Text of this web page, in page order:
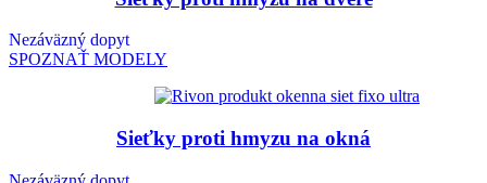
Nezáväzný dopyt
SPOZNAŤ MODELY
Sieťky proti hmyzu na okná